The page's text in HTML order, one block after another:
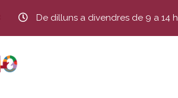
De dilluns a divendres de 9 a 14 h